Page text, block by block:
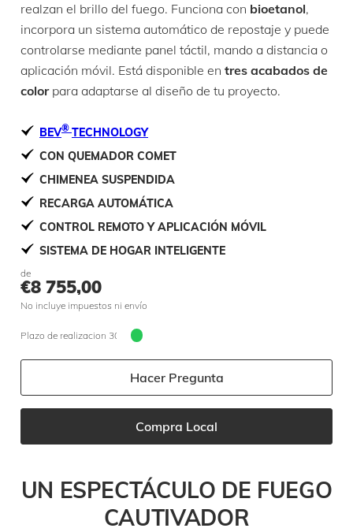
realzan el brillo del fuego. Funciona con bioetanol,
incorpora un sistema automático de repostaje y puede
controlarse mediante panel táctil, mando a distancia o
aplicación móvil. Está disponible en tres acabados de
colorpara adaptarse al diseño de tu proyecto.
BEV® TECHNOLOGY
CON QUEMADOR COMET
CHIMENEA SUSPENDIDA
RECARGA AUTOMÁTICA
CONTROL REMOTO Y APLICACIÓN MÓVIL
SISTEMA DE HOGAR INTELIGENTE
de
€8 755,00
No incluye impuestos ni envío
Plazo de realizacion 30 jours
Hacer Pregunta
Compra Local
UN ESPECTÁCULO DE FUEGO
CAUTIVADOR